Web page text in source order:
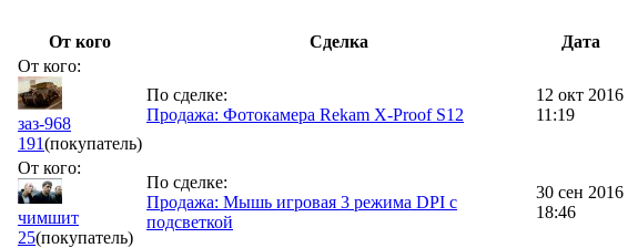
От кого Сделка Дата
От кого:
заз-968
191(покупатель)
По сделке:
Продажа: Фотокамера Rekam X-Proof S12
12 окт 2016
11:19
От кого:
чимшит
25(покупатель)
По сделке:
Продажа: Мышь игровая 3 режима DPI с
подсветкой
30 сен 2016
18:46